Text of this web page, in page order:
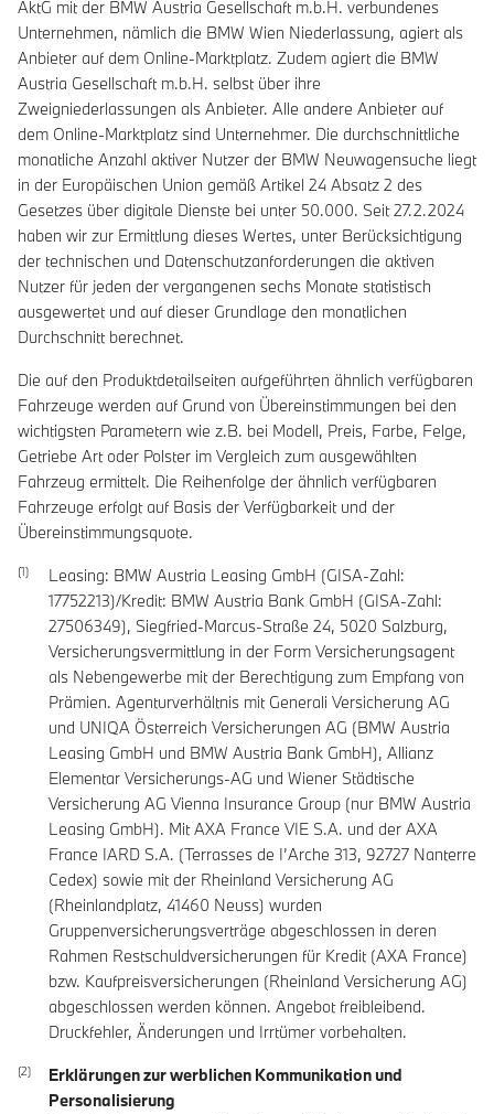
AktG mit der BMW Austria Gesellschaft m.b.H. verbundenes
Unternehmen, nämlich die BMW Wien Niederlassung, agiert als
Anbieter auf dem Online-Marktplatz. Zudem agiert die BMW
Austria Gesellschaft m.b.H. selbst über ihre
Zweigniederlassungen als Anbieter. Alle andere Anbieter auf
dem Online-Marktplatz sind Unternehmer. Die durchschnittliche
monatliche Anzahl aktiver Nutzer der BMW Neuwagensuche liegt
in der Europäischen Union gemäß Artikel 24 Absatz 2 des
Gesetzes über digitale Dienste bei unter 50.000. Seit 27.2.2024
haben wir zur Ermittlung dieses Wertes, unter Berücksichtigung
der technischen und Datenschutzanforderungen die aktiven
Nutzer für jeden der vergangenen sechs Monate statistisch
ausgewertet und auf dieser Grundlage den monatlichen
Durchschnitt berechnet.
Die auf den Produktdetailseiten aufgeführten ähnlich verfügbaren
Fahrzeuge werden auf Grund von Übereinstimmungen bei den
wichtigsten Parametern wie z.B. bei Modell, Preis, Farbe, Felge,
Getriebe Art oder Polster im Vergleich zum ausgewählten
Fahrzeug ermittelt. Die Reihenfolge der ähnlich verfügbaren
Fahrzeuge erfolgt auf Basis der Verfügbarkeit und der
Übereinstimmungsquote.
Leasing: BMW Austria Leasing GmbH (GISA-Zahl:
17752213)/Kredit: BMW Austria Bank GmbH (GISA-Zahl:
27506349), Siegfried-Marcus-Straße 24, 5020 Salzburg,
Versicherungsvermittlung in der Form Versicherungsagent
als Nebengewerbe mit der Berechtigung zum Empfang von
Prämien. Agenturverhältnis mit Generali Versicherung AG
und UNIQA Österreich Versicherungen AG (BMW Austria
Leasing GmbH und BMW Austria Bank GmbH), Allianz
Elementar Versicherungs-AG und Wiener Städtische
Versicherung AG Vienna Insurance Group (nur BMW Austria
Leasing GmbH). Mit AXA France VIE S.A. und der AXA
France IARD S.A. (Terrasses de I’Arche 313, 92727 Nanterre
Cedex) sowie mit der Rheinland Versicherung AG
(Rheinlandplatz, 41460 Neuss) wurden
Gruppenversicherungsverträge abgeschlossen in deren
Rahmen Restschuldversicherungen für Kredit (AXA France)
bzw. Kaufpreisversicherungen (Rheinland Versicherung AG)
abgeschlossen werden können. Angebot freibleibend.
Druckfehler, Änderungen und Irrtümer vorbehalten.
Erklärungen zur werblichen Kommunikation und
Personalisierung